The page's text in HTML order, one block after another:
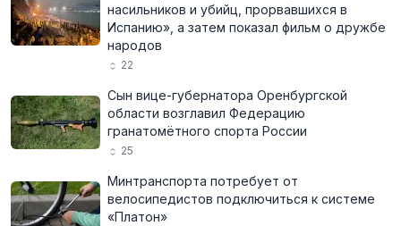
насильников и убийц, прорвавшихся в
Испанию», а затем показал фильм о дружбе
народов
22
Сын вице-губернатора Оренбургской
области возглавил Федерацию
гранатомётного спорта России
25
Минтранспорта потребует от
велосипедистов подключиться к системе
«Платон»